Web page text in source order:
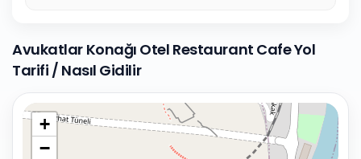
Avukatlar Konağı Otel Restaurant Cafe Yol
Tarifi / Nasıl Gidilir
+
−